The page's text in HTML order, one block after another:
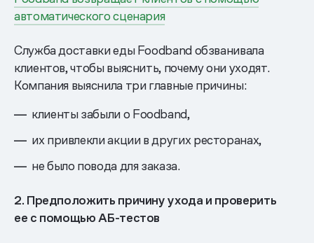
автоматического сценария
Служба доставки еды Foodband обзванивала
клиентов, чтобы выяснить, почему они уходят.
Компания выяснила три главные причины:
клиенты забыли о Foodband,
их привлекли акции в других ресторанах,
не было повода для заказа.
2. Предположить причину ухода и проверить
ее с помощью АБ-тестов